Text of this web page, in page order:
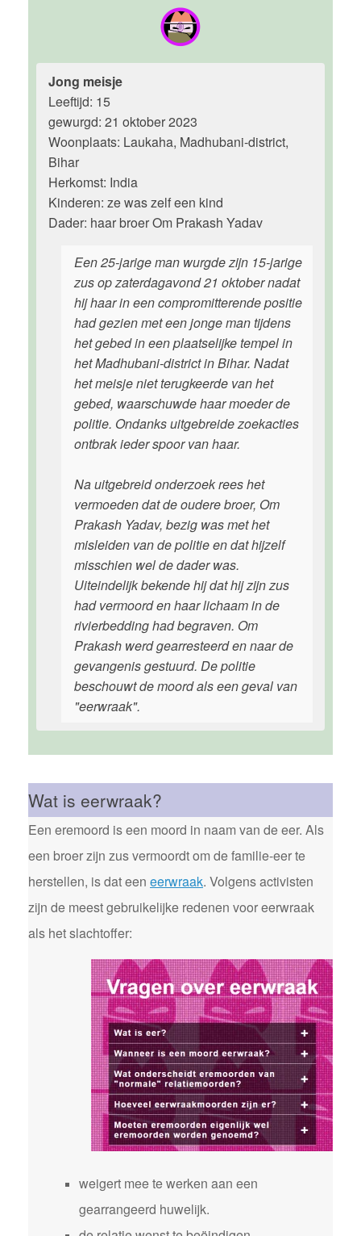
Jong meisje
Leeftijd: 15
gewurgd: 21 oktober 2023
Woonplaats: Laukaha, Madhubani-district,
Bihar
Herkomst: India
Kinderen: ze was zelf een kind
Dader: haar broer Om Prakash Yadav
Een 25-jarige man wurgde zijn 15-jarige
zus op zaterdagavond 21 oktober nadat
hij haar in een compromitterende positie
had gezien met een jonge man tijdens
het gebed in een plaatselijke tempel in
het Madhubani-district in Bihar. Nadat
het meisje niet terugkeerde van het
gebed, waarschuwde haar moeder de
politie. Ondanks uitgebreide zoekacties
ontbrak ieder spoor van haar.
Na uitgebreid onderzoek rees het
vermoeden dat de oudere broer, Om
Prakash Yadav, bezig was met het
misleiden van de politie en dat hijzelf
misschien wel de dader was.
Uiteindelijk bekende hij dat hij zijn zus
had vermoord en haar lichaam in de
rivierbedding had begraven. Om
Prakash werd gearresteerd en naar de
gevangenis gestuurd. De politie
beschouwt de moord als een geval van
"eerwraak".
Wat is eerwraak?
Een eremoord is een moord in naam van de eer. Als
een broer zijn zus vermoordt om de familie-eer te
herstellen, is dat een eerwraak. Volgens activisten
zijn de meest gebruikelijke redenen voor eerwraak
als het slachtoffer:
weigert mee te werken aan een
gearrangeerd huwelijk.